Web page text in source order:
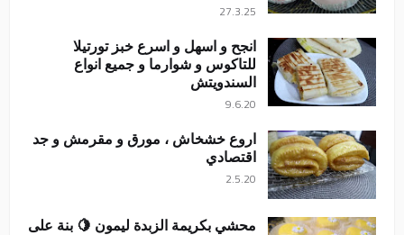
27.3.25
انجح و اسهل و اسرع خبز تورتيلا
للتاكوس و شوارما و جميع انواع
السندويتش
9.6.20
اروع خشخاش ، مورق و مقرمش و جد
اقتصادي
2.5.20
محشي بكريمة الزبدة ليمون 🍋 بنة على